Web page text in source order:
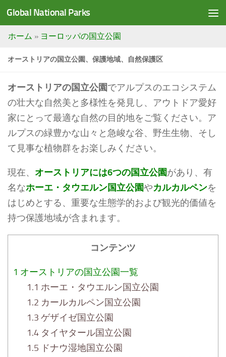
Saltar al contenido
Global National Parks
ホーム » ヨーロッパの国立公園
オーストリアの国立公園、保護地域、自然保護区
オーストリアの国立公園でアルプスのエコシステム
の壮大な自然美と多様性を発見し、アウトドア愛好
家にとって最適な自然の目的地をご覧ください。ア
ルプスの緑豊かな山々と急峻な谷、野生生物、そし
て見事な植物群をお楽しみください。
現在、 オーストリアには6つの国立公園があり、有
名なホーエ・タウエルン国立公園やカルカルペンを
はじめとする、重要な生態学的および観光的価値を
持つ保護地域が含まれます。
コンテンツ
1 オーストリアの国立公園一覧
1.1 ホーエ・タウエルン国立公園
1.2 カールカルペン国立公園
1.3 ゲザイゼ国立公園
1.4 タイヤタール国立公園
1.5 ドナウ湿地国立公園